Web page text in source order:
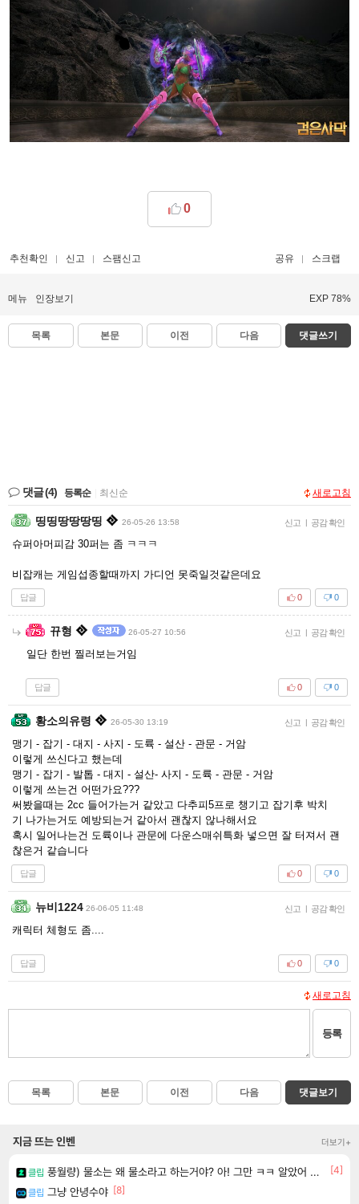
0
추천확인 신고 스팸신고 공유 스크랩
메뉴 인장보기 EXP 78%
목록 본문 이전 다음 댓글쓰기
댓글(4) 등록순 최신순 새로고침
띵띵땅땅땅띵 26-05-26 13:58 신고 | 공감 확인
슈퍼아머피감 30퍼는 좀 ㅋㅋㅋ
비잡캐는 게임섭종할때까지 가디언 못죽일것같은데요
답글 0
0
뀨형 26-05-27 10:56 신고 | 공감 확인
일단 한번 찔러보는거임
답글 0
0
황소의유령 26-05-30 13:19 신고 | 공감 확인
맹기 - 잡기 - 대지 - 사지 - 도륙 - 설산 - 관문 - 거암
이렇게 쓰신다고 했는데
맹기 - 잡기 - 발톱 - 대지 - 설산- 사지 - 도륙 - 관문 - 거암
이렇게 쓰는건 어떤가요???
써봤을때는 2cc 들어가는거 같았고 다추피5프로 챙기고 잡기후 박치
기 나가는거도 예방되는거 같아서 괜찮지 않나해서요
혹시 일어나는건 도륙이나 관문에 다운스매쉬특화 넣으면 잘 터져서 괜
찮은거 같습니다
답글 0
0
뉴비1224 26-06-05 11:48 신고 | 공감 확인
캐릭터 체형도 좀....
답글 0
0
새로고침
등록
목록 본문 이전 다음 댓글보기
지금 뜨는 인벤 더보기+
클립 풍월량) 물소는 왜 물소라고 하는거야? 아! 그만 ㅋㅋ 알았어 ㅋㅋ
[4]
클립 그냥 안녕수야 [8]